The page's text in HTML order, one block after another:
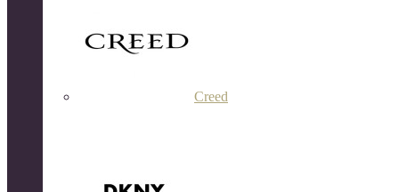
Creed